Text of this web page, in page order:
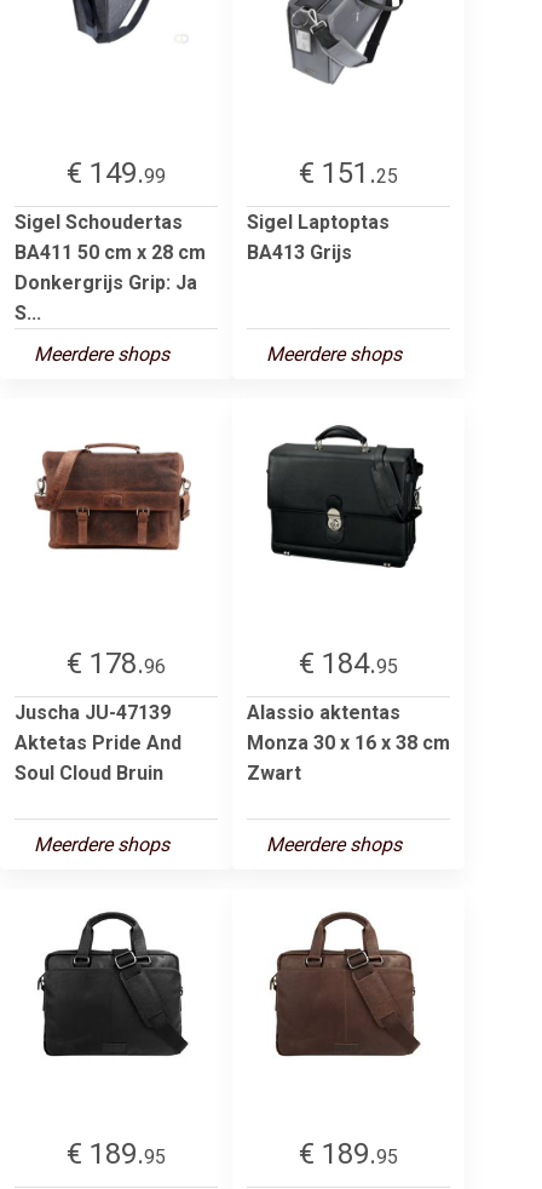
€ 149.99
Sigel Schoudertas
BA411 50 cm x 28 cm
Donkergrijs Grip: Ja
S...
Meerdere shops
€ 151.25
Sigel Laptoptas
BA413 Grijs
Meerdere shops
€ 178.96
Juscha JU-47139
Aktetas Pride And
Soul Cloud Bruin
Meerdere shops
€ 184.95
Alassio aktentas
Monza 30 x 16 x 38 cm
Zwart
Meerdere shops
€ 189.95
€ 189.95